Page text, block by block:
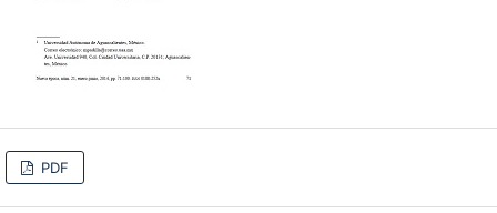
PDF